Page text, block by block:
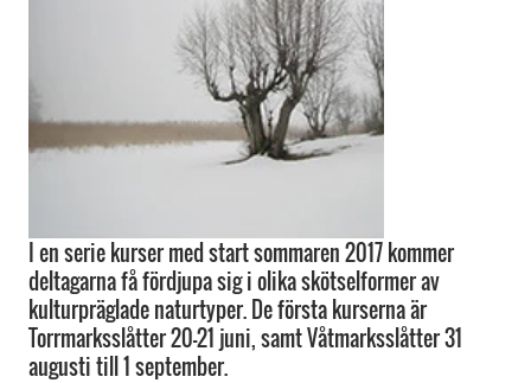
I en serie kurser med start sommaren 2017 kommer
deltagarna få fördjupa sig i olika skötselformer av
kulturpräglade naturtyper. De första kurserna är
Torrmarksslåtter 20-21 juni, samt Våtmarksslåtter 31
augusti till 1 september.